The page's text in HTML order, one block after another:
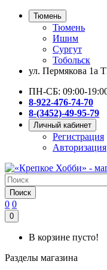
Тюмень
Тюмень
Ишим
Сургут
Тобольск
ул. Пермякова 1а
ПН-СБ: 09:00-
8-922-476-74-70
8-(3452)-49-95-79
Личный кабинет
Регистрация
Авторизация
Поиск
0 0
0
В корзине пусто!
Разделы магазина